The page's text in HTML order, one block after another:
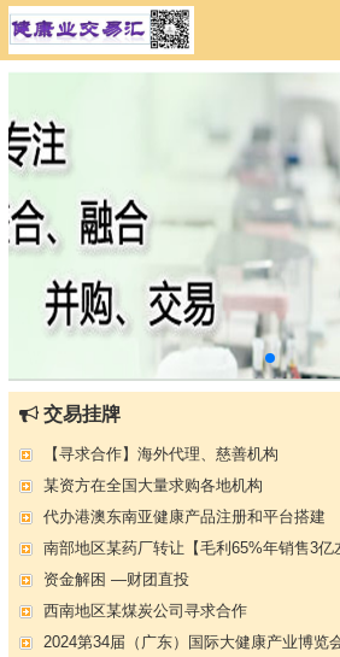
交易挂牌
【专注投资】城投 交投 建投等国企项目合
【寻求合作】海外代理、慈善机构
某资方在全国大量求购各地机构
代办港澳东南亚健康产品注册和平台搭建
南部地区某药厂转让【毛利65%年销售3亿
资金解困 —财团直投
西南地区某煤炭公司寻求合作
2024第34届（广东）国际大健康产业博览